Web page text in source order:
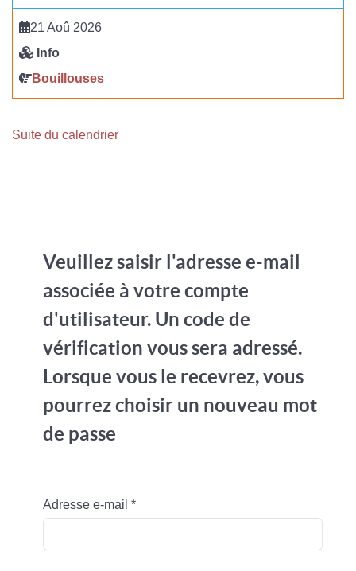
21 Aoû 2026
Info
Bouillouses
Suite du calendrier
Veuillez saisir l'adresse e-mail
associée à votre compte
d'utilisateur. Un code de
vérification vous sera adressé.
Lorsque vous le recevrez, vous
pourrez choisir un nouveau mot
de passe
Adresse e-mail *